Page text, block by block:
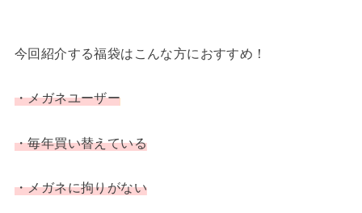
今回紹介する福袋はこんな方におすすめ！
・メガネユーザー
・毎年買い替えている
・メガネに拘りがない